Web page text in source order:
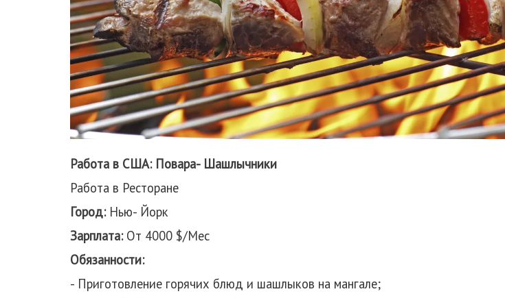
Работа в США: Повара- Шашлычники
Работа в Ресторане
Город:Нью- Йорк
Зарплата:От 4000 $/Мес
Обязанности:
- Приготовление горячих блюд и шашлыков на мангале;